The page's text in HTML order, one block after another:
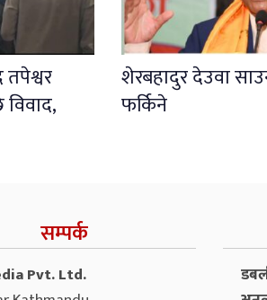
तपेश्वर
शेरबहादुर देउवा
फर्किने
सम्पर्क
Pvt. Ltd.